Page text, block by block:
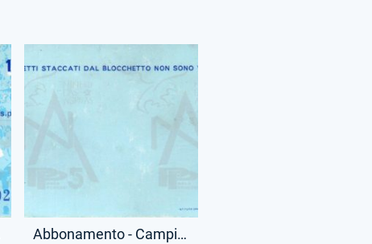
Abbonamento - Campionato Serie A - Tribuna Monte Mario - (Retro)